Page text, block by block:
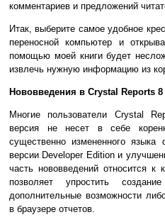
комментариев и предложений
Итак, выберите самое удобное
переносной компьютер и
помощью моей книги будет
извлечь нужную информацию из
Нововведения в Crystal Reports 8
Многие пользователи Crystal
версия не несет в себе
существенно измененного
версии Developer Edition и
часть нововведений относится к
позволяет упростить
дополнительные возможности
в браузере отчетов.